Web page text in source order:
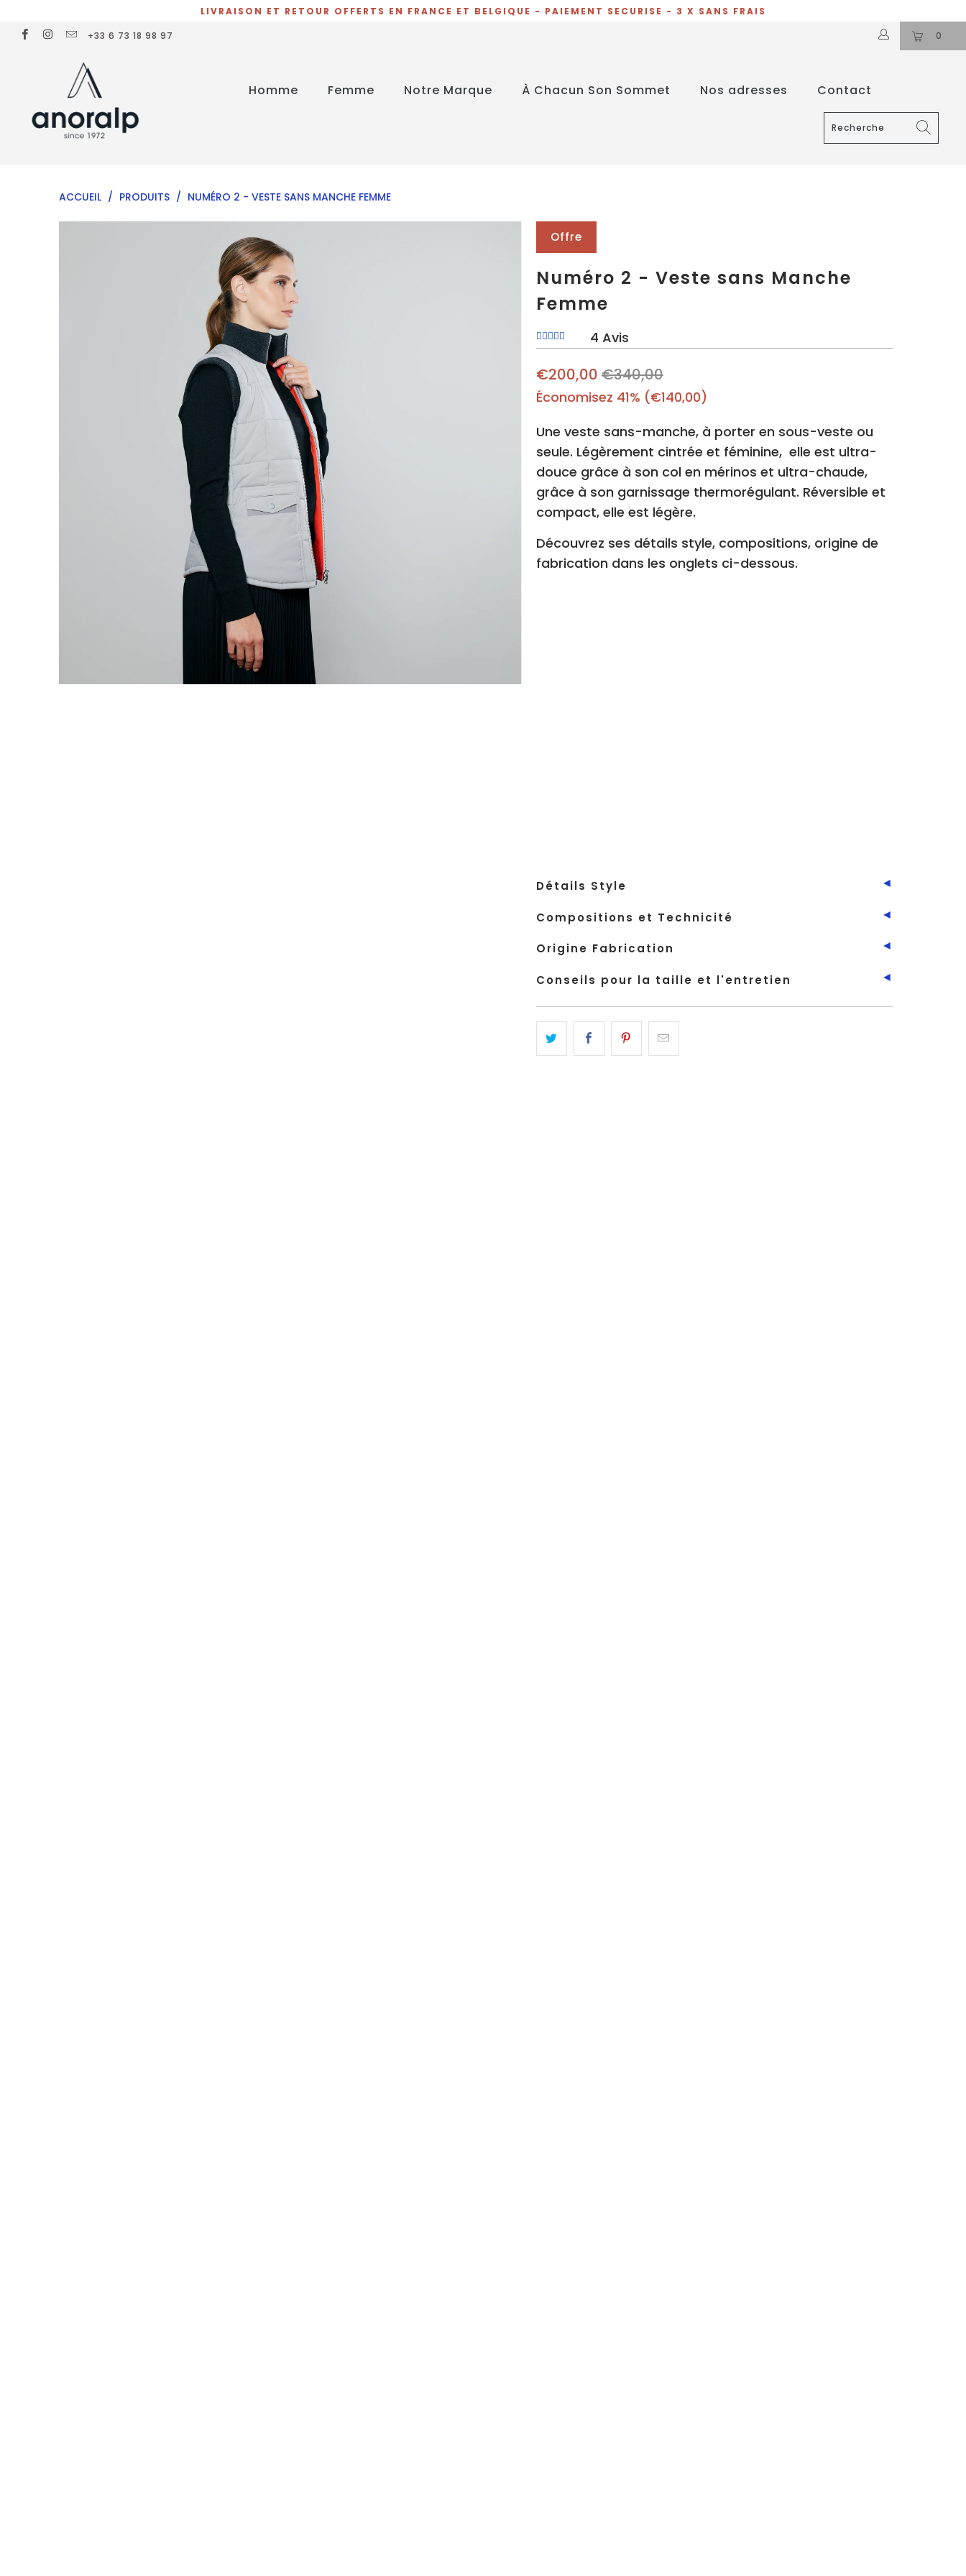
LIVRAISON ET RETOUR OFFERTS EN FRANCE ET BELGIQUE - PAIEMENT SECURISE - 3 X SANS FRAIS
+33 6 73 18 98 97 0
Homme Femme Notre Marque À Chacun Son Sommet Nos adresses Contact
ACCUEIL / PRODUITS / NUMÉRO 2 - VESTE SANS MANCHE FEMME
Offre
Numéro 2 - Veste sans Manche
Femme
4 Avis
€200,00 €340,00
Économisez 41% (€140,00)
Une veste sans-manche, à porter en sous-veste ou
seule. Légèrement cintrée et féminine, elle est ultra-
douce grâce à son col en mérinos et ultra-chaude,
grâce à son garnissage thermorégulant. Réversible et
compact, elle est légère.
Découvrez ses détails style, compositions, origine de
fabrication dans les onglets ci-dessous.
◄
Détails Style
◄
Compositions et Technicité
◄
Origine Fabrication
◄
Conseils pour la taille et l'entretien